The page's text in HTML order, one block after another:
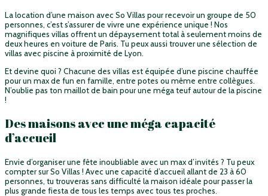
La location d’une maison avec So Villas pour recevoir un groupe de 50
personnes, c’est s’assurer de vivre une expérience unique ! Nos
magnifiques villas offrent un dépaysement total à seulement moins de
deux heures en voiture de Paris. Tu peux aussi trouver une sélection de
villas avec piscine à proximité de Lyon.
Et devine quoi ? Chacune des villas est équipée d’une piscine chauffée
pour un max de fun en famille, entre potes ou même entre collègues.
N’oublie pas ton maillot de bain pour une méga teuf autour de la piscine
!
Des maisons avec une méga capacité
d’accueil
Envie d’organiser une fête inoubliable avec un max d’invités ? Tu peux
compter sur So Villas ! Avec une capacité d’accueil allant de 23 à 60
personnes, tu trouveras sans difficulté la maison idéale pour passer la
plus grande fiesta de tous les temps avec tous tes proches.